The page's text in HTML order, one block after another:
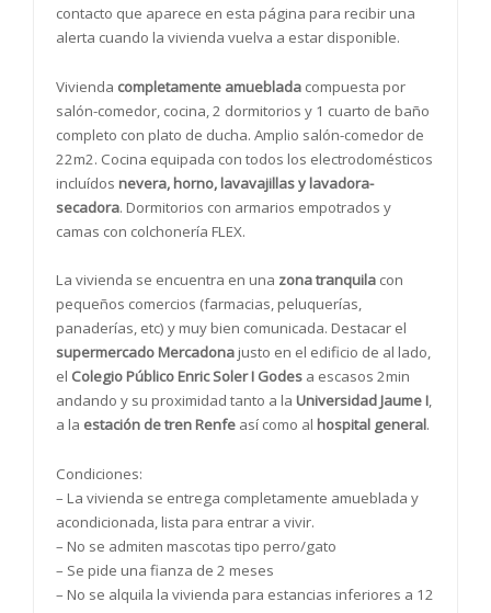
contacto que aparece en esta página para recibir una
alerta cuando la vivienda vuelva a estar disponible.
Vivienda completamente amueblada compuesta por
salón-comedor, cocina, 2 dormitorios y 1 cuarto de baño
completo con plato de ducha. Amplio salón-comedor de
22m2. Cocina equipada con todos los electrodomésticos
incluídos nevera, horno, lavavajillas y lavadora-
secadora. Dormitorios con armarios empotrados y
camas con colchonería FLEX.
La vivienda se encuentra en una zona tranquila con
pequeños comercios (farmacias, peluquerías,
panaderías, etc) y muy bien comunicada. Destacar el
supermercado Mercadonajusto en el edificio de al lado,
el Colegio Público Enric Soler I Godes a escasos 2min
andando y su proximidad tanto a la Universidad Jaume I,
a la estación de tren Renfe así como al hospital general.
Condiciones:
– La vivienda se entrega completamente amueblada y
acondicionada, lista para entrar a vivir.
– No se admiten mascotas tipo perro/gato
– Se pide una fianza de 2 meses
– No se alquila la vivienda para estancias inferiores a 12